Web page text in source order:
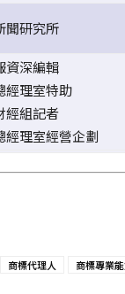
聞研究所
資深編輯
經理室特助
經組記者
經理室經營企劃
商標代理人 商標專業